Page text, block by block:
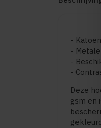
-
-
-
-
Deze
gsm en